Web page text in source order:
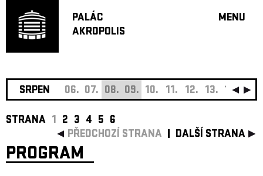
PALÁC
AKROPOLIS
MENU
JAZZ
HUDBA
SRPEN 06. 07. 08. 09. 10. 11. 12. 13. 14. 15.
STRANA 1 2 3 4 5 6
PŘEDCHOZÍ STRANA
DALŠÍ STRANA
PROGRAM